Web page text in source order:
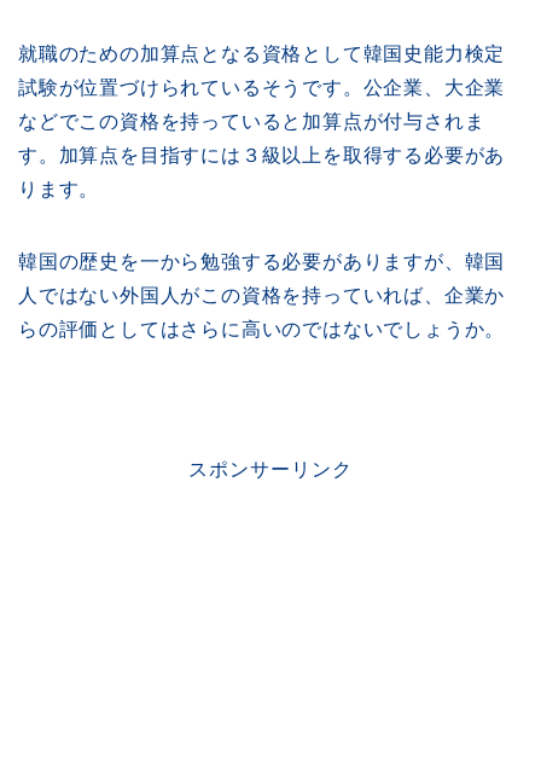
就職のための加算点となる資格として韓国史能力検定
試験が位置づけられているそうです。公企業、大企業
などでこの資格を持っていると加算点が付与されま
す。加算点を目指すには３級以上を取得する必要があ
ります。
韓国の歴史を一から勉強する必要がありますが、韓国
人ではない外国人がこの資格を持っていれば、企業か
らの評価としてはさらに高いのではないでしょうか。
スポンサーリンク